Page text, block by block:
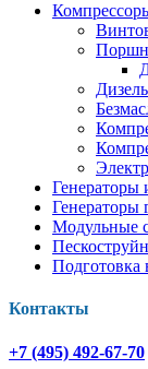
Генераторы
Генераторы
Модульные
Подготовка
Контакты
+7 (495) 492-67-70